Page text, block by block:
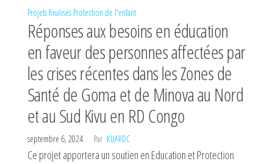
Projets finalisés Protection de l'enfant
Réponses aux besoins en éducation
en faveur des personnes affectées par
les crises récentes dans les Zones de
Santé de Goma et de Minova au Nord
et au Sud Kivu en RD Congo
septembre 6, 2024 Par KUARDC
Ce projet apportera un soutien en Education et Protection